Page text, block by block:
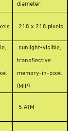
diameter
218 x 218 pixels
sunlight-visible,
transflective
memory-in-pixel
(MIP)
5 ATM